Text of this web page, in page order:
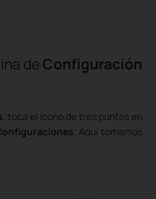
de Configuración
, toca el icono de tres puntos en
. Aquí tomamos